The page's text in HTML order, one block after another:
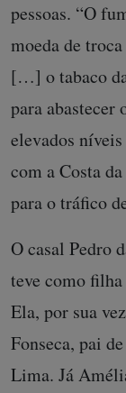
pessoas. “O
moeda de
[…] o tabaco
para abastecer
elevados
com a Costa
para o tráfico
O casal Pedro
teve como
Ela, por sua
Fonseca, pai
Lima. Já